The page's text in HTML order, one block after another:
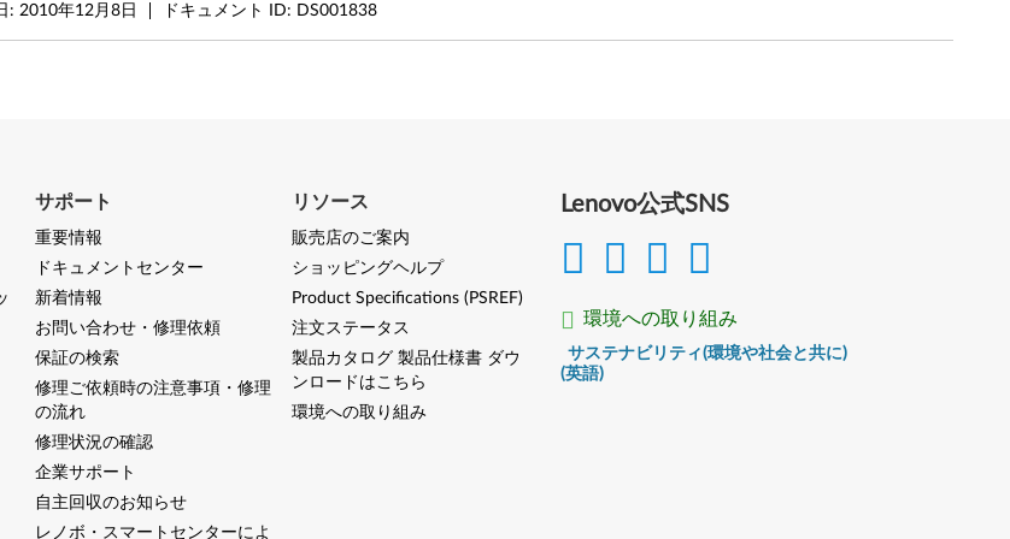
: 2010年12月8日 ドキュメント ID: DS001838
Lenovo公式SNS
環境への取り組み
サステナビリティ(環境や社会と共に)
(英語)
サポート
重要情報
ドキュメントセンター
新着情報
お問い合わせ・修理依頼
保証の検索
修理ご依頼時の注意事項・修理
の流れ
修理状況の確認
企業サポート
自主回収のお知らせ
レノボ・スマートセンターによ
リソース
販売店のご案内
ショッピングヘルプ
Product Specifications (PSREF)
注文ステータス
製品カタログ 製品仕様書 ダウ
ンロードはこちら
環境への取り組み